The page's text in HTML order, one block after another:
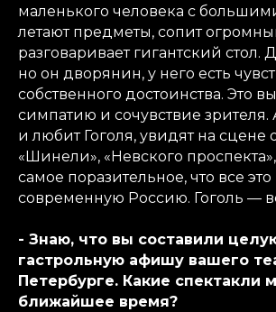
маленького человека с
летают предметы, сопит
разговаривает гигантский стол.
но он дворянин, у него есть
собственного достоинства. Это
симпатию и сочувствие зрителя.
и любит Гоголя, увидят на сцене
«Шинели», «Невского
самое поразительное, что все
современную Россию. Гоголь —
- Знаю, что вы составили
гастрольную афишу вашего
Петербурге. Какие спектакли
ближайшее время?